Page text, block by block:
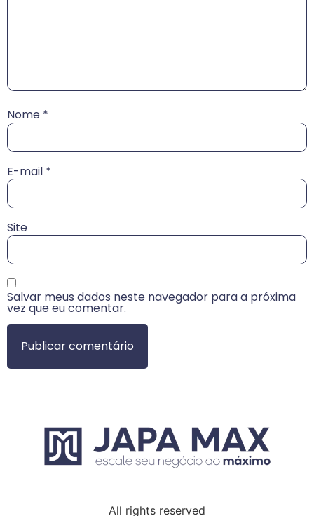
Nome *
E-mail *
Site
Salvar meus dados neste navegador para a próxima
vez que eu comentar.
All rights reserved